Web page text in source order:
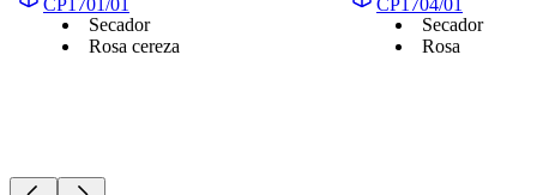
CP1701/01
Secador
Rosa cereza
CP1704/01
Secador
Rosa